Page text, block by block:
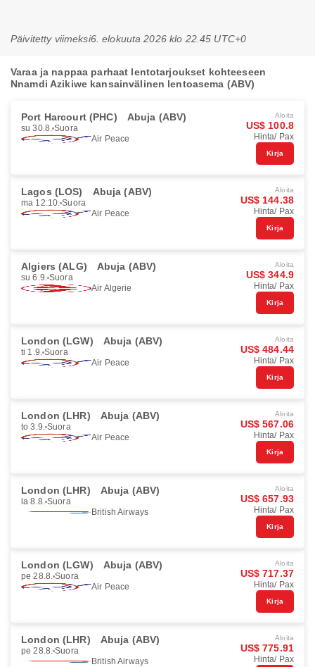
Päivitetty viimeksi6. elokuuta 2026 klo 22.45 UTC+0
Varaa ja nappaa parhaat lentotarjoukset kohteeseen
Nnamdi Azikiwe kansainvälinen lentoasema (ABV)
Port Harcourt (PHC) Abuja (ABV)
su 30.8. Suora
Air Peace
Aloita
US$ 100.8
Hinta/ Pax
Kirja
Lagos (LOS) Abuja (ABV)
ma 12.10. Suora
Air Peace
Aloita
US$ 144.38
Hinta/ Pax
Kirja
Algiers (ALG) Abuja (ABV)
su 6.9. Suora
Air Algerie
Aloita
US$ 344.9
Hinta/ Pax
Kirja
London (LGW) Abuja (ABV)
ti 1.9. Suora
Air Peace
Aloita
US$ 484.44
Hinta/ Pax
Kirja
London (LHR) Abuja (ABV)
to 3.9. Suora
Air Peace
Aloita
US$ 567.06
Hinta/ Pax
Kirja
London (LHR) Abuja (ABV)
la 8.8. Suora
British Airways
Aloita
US$ 657.93
Hinta/ Pax
Kirja
London (LGW) Abuja (ABV)
pe 28.8. Suora
Air Peace
Aloita
US$ 717.37
Hinta/ Pax
Kirja
London (LHR) Abuja (ABV)
pe 28.8. Suora
British Airways
Aloita
US$ 775.91
Hinta/ Pax